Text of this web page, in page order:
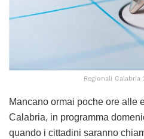
Regionali
Mancano ormai poche ore alle
Calabria, in programma
quando i cittadini saranno